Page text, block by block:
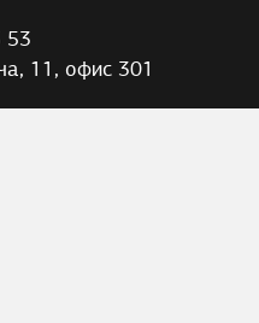
53
11, офис 301